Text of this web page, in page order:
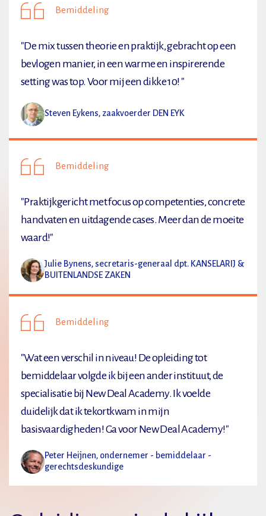
Bemiddeling
"De mix tussen theorie en praktijk, gebracht op een
bevlogen manier, in een warme en inspirerende
setting was top. Voor mij een dikke 10! "
Steven Eykens, zaakvoerder DEN EYK
Bemiddeling
"Praktijkgericht met focus op competenties, concrete
handvaten en uitdagende cases. Meer dan de moeite
waard!"
Julie Bynens, secretaris-generaal dpt. KANSELARIJ &
BUITENLANDSE ZAKEN
Bemiddeling
"Wat een verschil in niveau! De opleiding tot
bemiddelaar volgde ik bij een ander instituut, de
specialisatie bij New Deal Academy. Ik voelde
duidelijk dat ik tekortkwam in mijn
basisvaardigheden! Ga voor New Deal Academy!"
Peter Heijnen, ondernemer - bemiddelaar -
gerechtsdeskundige